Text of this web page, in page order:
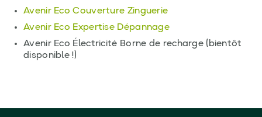
Avenir Eco Couverture Zinguerie
Avenir Eco Expertise Dépannage
Avenir Eco Électricité Borne de recharge (bientôt
disponible !)